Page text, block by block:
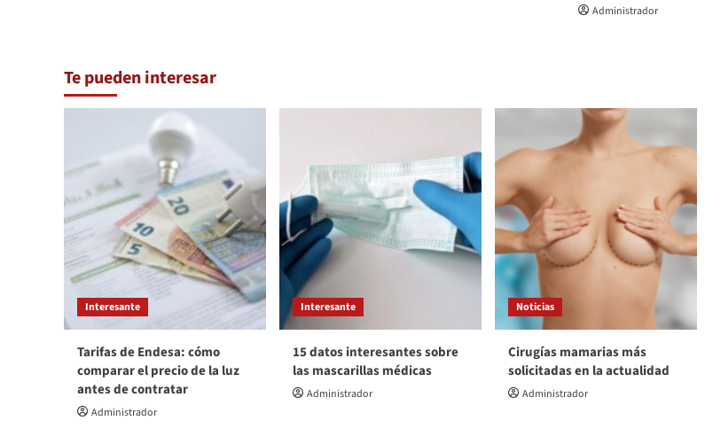
Administrador
Te pueden interesar
Interesante
Tarifas de Endesa: cómo
comparar el precio de la luz
antes de contratar
Administrador
Interesante
15 datos interesantes sobre
las mascarillas médicas
Administrador
Noticias
Cirugías mamarias más
solicitadas en la actualidad
Administrador